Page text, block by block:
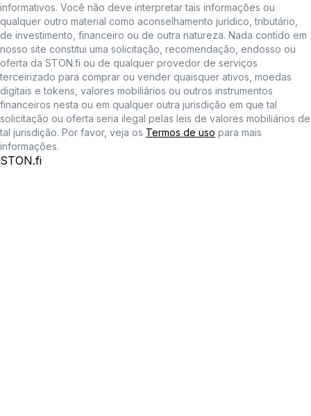
informativos. Você não deve interpretar tais informações ou
qualquer outro material como aconselhamento jurídico, tributário,
de investimento, financeiro ou de outra natureza. Nada contido em
nosso site constitui uma solicitação, recomendação, endosso ou
oferta da STON.fi ou de qualquer provedor de serviços
terceirizado para comprar ou vender quaisquer ativos, moedas
digitais e tokens, valores mobiliários ou outros instrumentos
financeiros nesta ou em qualquer outra jurisdição em que tal
solicitação ou oferta seria ilegal pelas leis de valores mobiliários de
tal jurisdição. Por favor, veja os Termos de uso para mais
informações.
STON.fi